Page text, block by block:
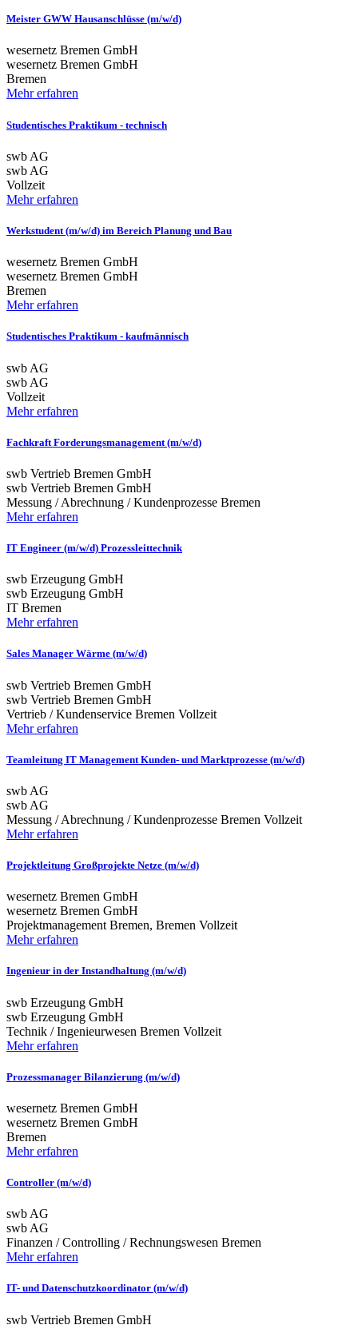
Meister GWW Hausanschlüsse (m/w/d)
wesernetz Bremen GmbH
wesernetz Bremen GmbH
Bremen
Mehr erfahren
Studentisches Praktikum - technisch
swb AG
swb AG
Vollzeit
Mehr erfahren
Werkstudent (m/w/d) im Bereich Planung und Bau
wesernetz Bremen GmbH
wesernetz Bremen GmbH
Bremen
Mehr erfahren
Studentisches Praktikum - kaufmännisch
swb AG
swb AG
Vollzeit
Mehr erfahren
Fachkraft Forderungsmanagement (m/w/d)
swb Vertrieb Bremen GmbH
swb Vertrieb Bremen GmbH
Messung / Abrechnung / Kundenprozesse Bremen
Mehr erfahren
IT Engineer (m/w/d) Prozessleittechnik
swb Erzeugung GmbH
swb Erzeugung GmbH
IT Bremen
Mehr erfahren
Sales Manager Wärme (m/w/d)
swb Vertrieb Bremen GmbH
swb Vertrieb Bremen GmbH
Vertrieb / Kundenservice Bremen Vollzeit
Mehr erfahren
Teamleitung IT Management Kunden- und Marktprozesse (m/w/d)
swb AG
swb AG
Messung / Abrechnung / Kundenprozesse Bremen Vollzeit
Mehr erfahren
Projektleitung Großprojekte Netze (m/w/d)
wesernetz Bremen GmbH
wesernetz Bremen GmbH
Projektmanagement Bremen, Bremen Vollzeit
Mehr erfahren
Ingenieur in der Instandhaltung (m/w/d)
swb Erzeugung GmbH
swb Erzeugung GmbH
Technik / Ingenieurwesen Bremen Vollzeit
Mehr erfahren
Prozessmanager Bilanzierung (m/w/d)
wesernetz Bremen GmbH
wesernetz Bremen GmbH
Bremen
Mehr erfahren
Controller (m/w/d)
swb AG
swb AG
Finanzen / Controlling / Rechnungswesen Bremen
Mehr erfahren
IT- und Datenschutzkoordinator (m/w/d)
swb Vertrieb Bremen GmbH